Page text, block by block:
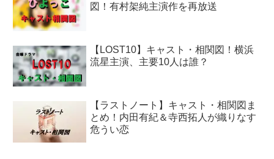
図！有村架純主演作を再放送
【LOST10】キャスト・相関図！横浜
流星主演、主要10人は誰？
【ラストノート】キャスト・相関図ま
とめ！内田有紀＆寺西拓人が織りなす
危うい恋